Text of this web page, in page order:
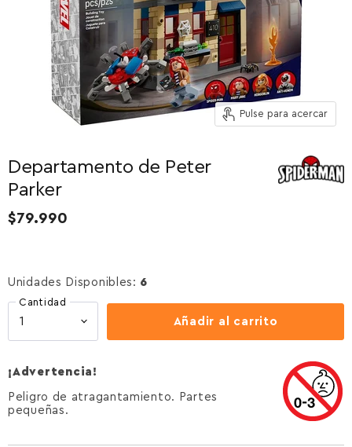
Pulse para acercar
Departamento de Peter
Parker
$79.990
Unidades Disponibles: 6
Cantidad
Añadir al carrito
¡Advertencia!
Peligro de atragantamiento. Partes
pequeñas.